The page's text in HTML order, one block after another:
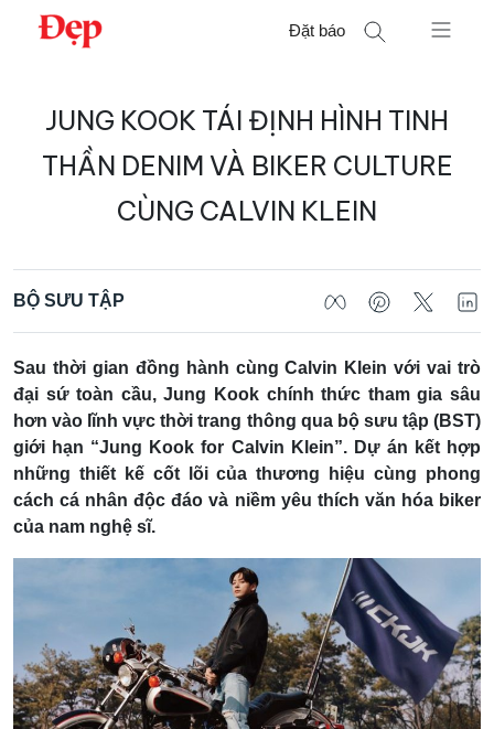
Chuyển
Đặt báo
kiếm
JUNG KOOK TÁI ĐỊNH HÌNH TINH
THẦN DENIM VÀ BIKER CULTURE
CÙNG CALVIN KLEIN
BỘ SƯU TẬP
Sau thời gian đồng hành cùng Calvin Klein với vai trò
đại sứ toàn cầu, Jung Kook chính thức tham gia sâu
hơn vào lĩnh vực thời trang thông qua bộ sưu tập (BST)
giới hạn “Jung Kook for Calvin Klein”. Dự án kết hợp
những thiết kế cốt lõi của thương hiệu cùng phong
cách cá nhân độc đáo và niềm yêu thích văn hóa biker
của nam nghệ sĩ.